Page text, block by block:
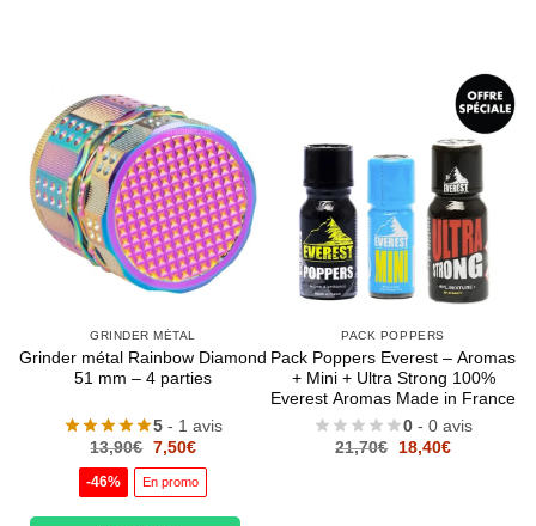
GRINDER MÉTAL
Grinder métal Rainbow Diamond
51 mm – 4 parties
5 - 1 avis
13,90€ Le
initial
était :
7,50€Le
actuel
est :
-46% En promo
PACK POPPERS
Pack Poppers Everest – Aromas
+ Mini + Ultra Strong 100%
Everest Aromas Made in France
0 - 0 avis
21,70€
Le
18,40€Le